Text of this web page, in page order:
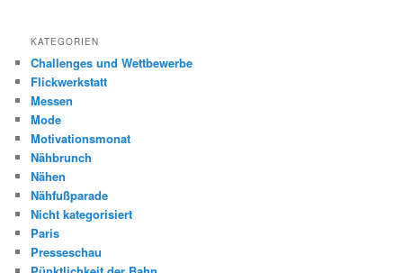
KATEGORIEN
Challenges und Wettbewerbe
Flickwerkstatt
Messen
Mode
Motivationsmonat
Nähbrunch
Nähen
Nähfußparade
Nicht kategorisiert
Paris
Presseschau